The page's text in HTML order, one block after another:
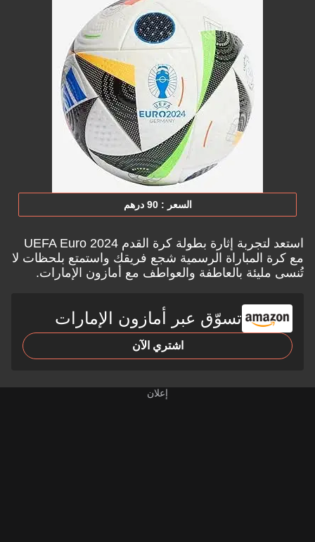
السعر : 90 درهم
استعد لتجربة إثارة بطولة كرة القدم UEFA Euro 2024
مع كرة المباراة الرسمية شجع فريقك واستمتع بلحظات لا
تُنسى مليئة بالعاطفة والعواطف مع أمازون الإمارات.
تسوّق عبر أمازون الإمارات
اشتري الآن